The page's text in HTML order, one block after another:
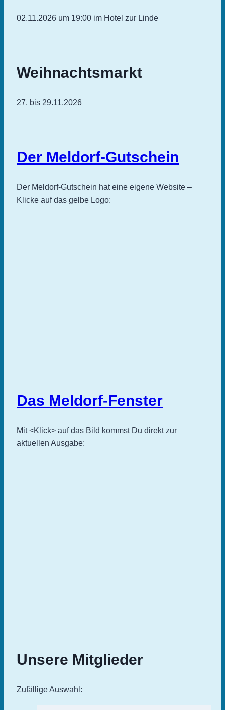
02.11.2026 um 19:00 im Hotel zur Linde
Weihnachtsmarkt
27. bis 29.11.2026
Der Meldorf-Gutschein
Der Meldorf-Gutschein hat eine eigene Website –
Klicke auf das gelbe Logo:
Das Meldorf-Fenster
Mit <Klick> auf das Bild kommst Du direkt zur
aktuellen Ausgabe:
Unsere Mitglieder
Zufällige Auswahl: